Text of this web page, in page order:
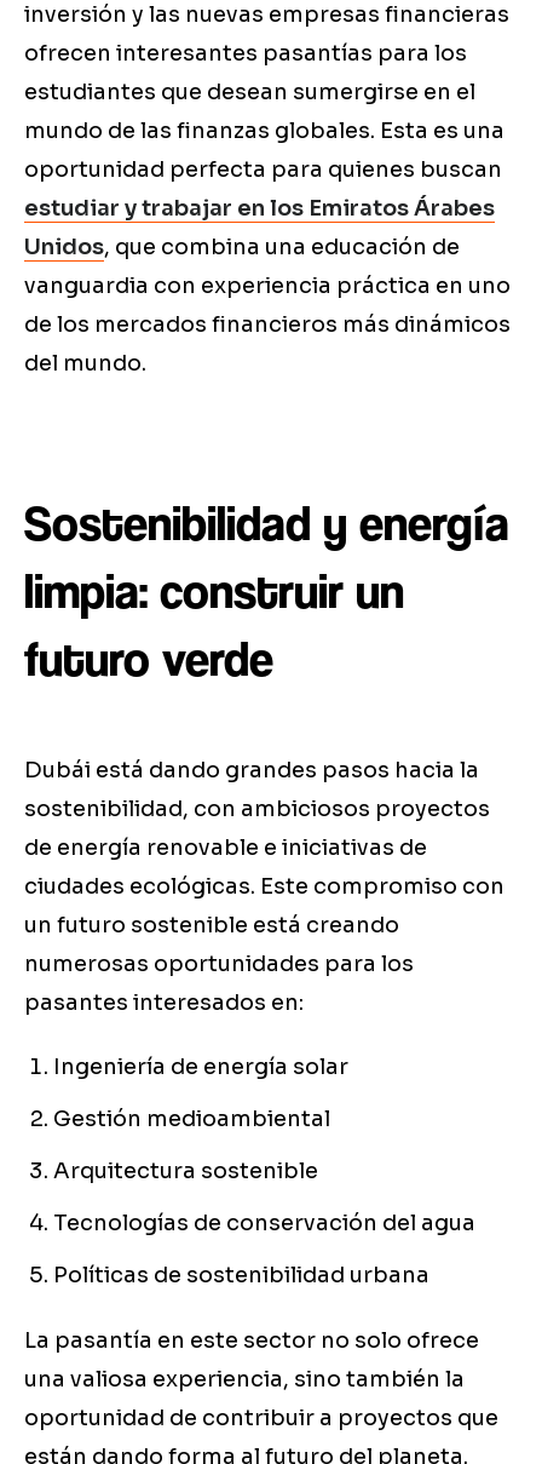
inversión y las nuevas empresas financieras
ofrecen interesantes pasantías para los
estudiantes que desean sumergirse en el
mundo de las finanzas globales. Esta es una
oportunidad perfecta para quienes buscan
estudiar y trabajar en los Emiratos Árabes
Unidos, que combina una educación de
vanguardia con experiencia práctica en uno
de los mercados financieros más dinámicos
del mundo.
Sostenibilidad y energía
limpia: construir un
futuro verde
Dubái está dando grandes pasos hacia la
sostenibilidad, con ambiciosos proyectos
de energía renovable e iniciativas de
ciudades ecológicas. Este compromiso con
un futuro sostenible está creando
numerosas oportunidades para los
pasantes interesados en:
Ingeniería de energía solar
Gestión medioambiental
Arquitectura sostenible
Tecnologías de conservación del agua
Políticas de sostenibilidad urbana
La pasantía en este sector no solo ofrece
una valiosa experiencia, sino también la
oportunidad de contribuir a proyectos que
están dando forma al futuro del planeta.